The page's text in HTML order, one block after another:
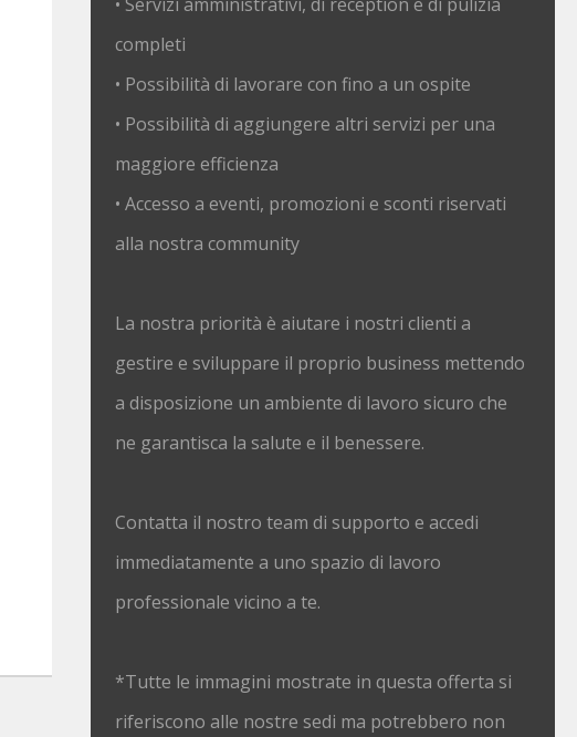
completi
• Possibilità di lavorare con fino a un ospite
• Possibilità di aggiungere altri servizi per una
maggiore efficienza
• Accesso a eventi, promozioni e sconti riservati
alla nostra community
La nostra priorità è aiutare i nostri clienti a
gestire e sviluppare il proprio business mettendo
a disposizione un ambiente di lavoro sicuro che
ne garantisca la salute e il benessere.
Contatta il nostro team di supporto e accedi
immediatamente a uno spazio di lavoro
professionale vicino a te.
*Tutte le immagini mostrate in questa offerta si
riferiscono alle nostre sedi ma potrebbero non